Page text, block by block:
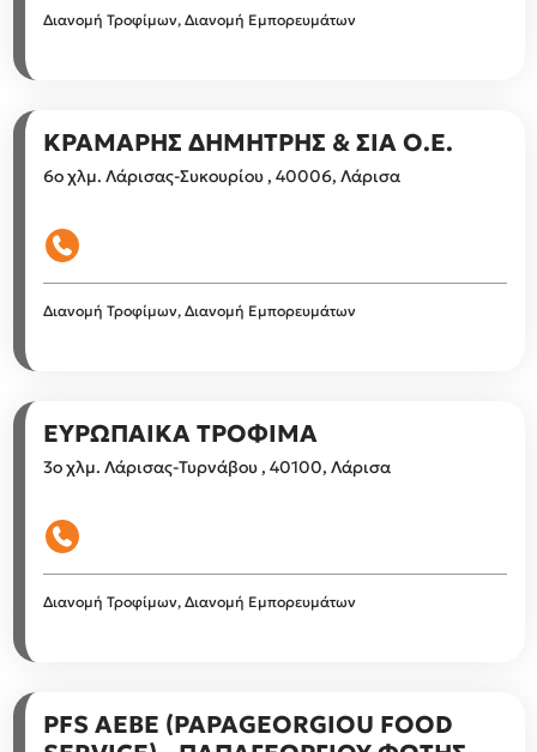
Διανομή Τροφίμων, Διανομή Εμπορευμάτων
ΚΡΑΜΑΡΗΣ ΔΗΜΗΤΡΗΣ & ΣΙΑ Ο.Ε.
6ο χλμ. Λάρισας-Συκουρίου , 40006, Λάρισα
Διανομή Τροφίμων, Διανομή Εμπορευμάτων
ΕΥΡΩΠΑΙΚΑ ΤΡΟΦΙΜΑ
3ο χλμ. Λάρισας-Τυρνάβου , 40100, Λάρισα
Διανομή Τροφίμων, Διανομή Εμπορευμάτων
PFS AEBE (PAPAGEORGIOU FOOD